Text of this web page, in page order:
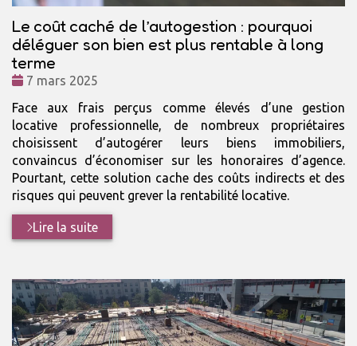
Le coût caché de l’autogestion : pourquoi
déléguer son bien est plus rentable à long
terme
Date
7 mars 2025
Face aux frais perçus comme élevés d’une gestion
locative professionnelle, de nombreux propriétaires
choisissent d’autogérer leurs biens immobiliers,
convaincus d’économiser sur les honoraires d’agence.
Pourtant, cette solution cache des coûts indirects et des
risques qui peuvent grever la rentabilité locative.
Lire la suite